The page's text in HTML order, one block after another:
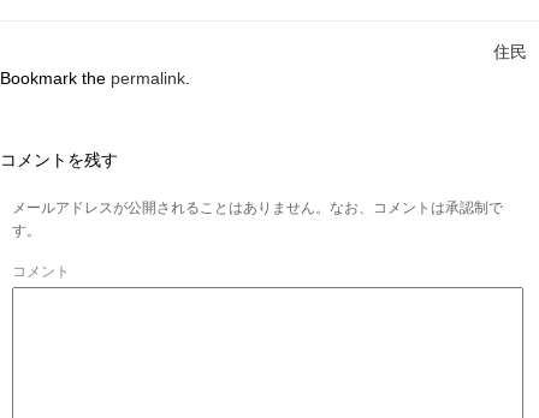
住民
Bookmark the permalink
コメントを残す
メールアドレスが公開されることはありません。なお、コメントは承認制で
す。
コメント